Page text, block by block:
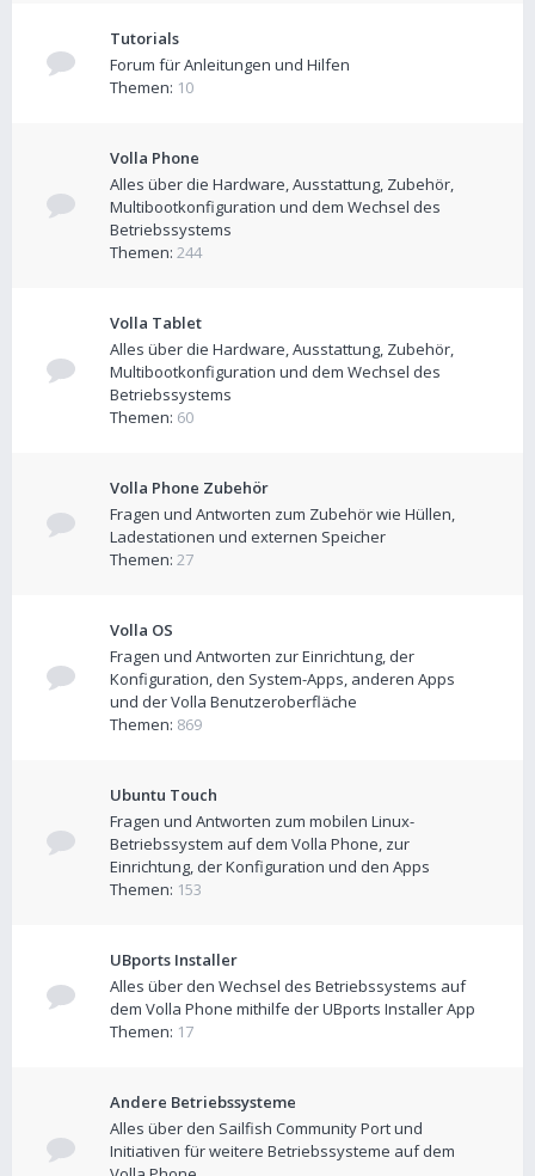
Tutorials
Forum für Anleitungen und Hilfen
Themen: 10
Volla Phone
Alles über die Hardware, Ausstattung, Zubehör,
Multibootkonfiguration und dem Wechsel des
Betriebssystems
Themen: 244
Volla Tablet
Alles über die Hardware, Ausstattung, Zubehör,
Multibootkonfiguration und dem Wechsel des
Betriebssystems
Themen: 60
Volla Phone Zubehör
Fragen und Antworten zum Zubehör wie Hüllen,
Ladestationen und externen Speicher
Themen: 27
Volla OS
Fragen und Antworten zur Einrichtung, der
Konfiguration, den System-Apps, anderen Apps
und der Volla Benutzeroberfläche
Themen: 869
Ubuntu Touch
Fragen und Antworten zum mobilen Linux-
Betriebssystem auf dem Volla Phone, zur
Einrichtung, der Konfiguration und den Apps
Themen: 153
UBports Installer
Alles über den Wechsel des Betriebssystems auf
dem Volla Phone mithilfe der UBports Installer App
Themen: 17
Andere Betriebssysteme
Alles über den Sailfish Community Port und
Initiativen für weitere Betriebssysteme auf dem